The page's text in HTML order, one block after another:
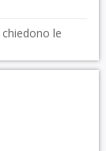
le